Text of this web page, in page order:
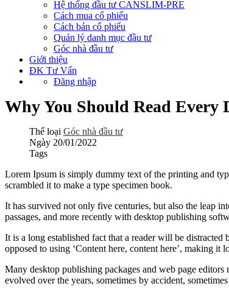
Hệ thống đầu tư CANSLIM-PRE
Cách mua cổ phiếu
Cách bán cổ phiếu
Quản lý danh mục đầu tư
Góc nhà đầu tư
Giới thiệu
ĐK Tư Vấn
Đăng nhập
Why You Should Read Every
Thể loại Góc nhà đầu tư
Ngày 20/01/2022
Tags
Lorem Ipsum is simply dummy text of the printing and
scrambled it to make a type specimen book.
It has survived not only five centuries, but also the leap
passages, and more recently with desktop publishing
It is a long established fact that a reader will be
opposed to using ‘Content here, content here’, making it
Many desktop publishing packages and web page
evolved over the years, sometimes by accident,